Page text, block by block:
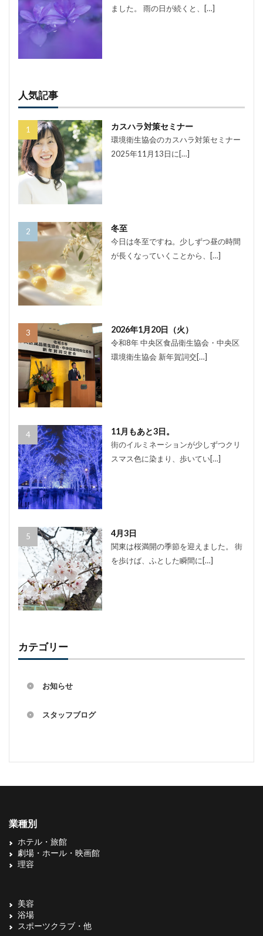
ました。 雨の日が続くと、[…]
人気記事
カスハラ対策セミナー
環境衛生協会のカスハラ対策セミナー
2025年11月13日に[…]
冬至
今日は冬至ですね。少しずつ昼の時間
が長くなっていくことから、[…]
2026年1月20日（火）
令和8年 中央区食品衛生協会・中央区
環境衛生協会 新年賀詞交[…]
11月もあと3日。
街のイルミネーションが少しずつクリ
スマス色に染まり、歩いてい[…]
4月3日
関東は桜満開の季節を迎えました。 街
を歩けば、ふとした瞬間に[…]
カテゴリー
お知らせ
スタッフブログ
業種別
ホテル・旅館
劇場・ホール・映画館
理容
美容
浴場
スポーツクラブ・他